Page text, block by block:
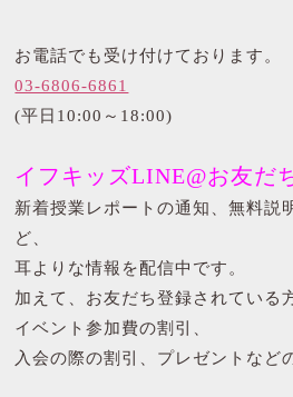
お電話でも受け付けております。
03-6806-6861
(平日10:00～18:00)
イフキッズLINE@お友だ
新着授業レポートの通知、無料説
ど、
耳よりな情報を配信中です。
加えて、お友だち登録されている
イベント参加費の割引、
入会の際の割引、プレゼントなど